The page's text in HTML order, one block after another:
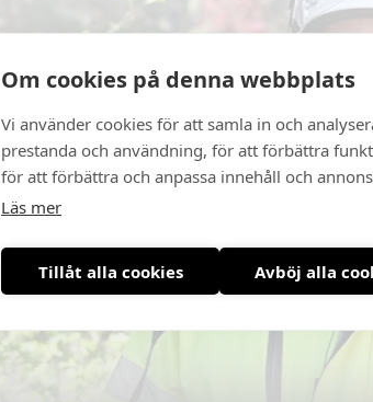
Om cookies på denna webbplats
Vi använder cookies för att samla in och
prestanda och användning, för att förbättra
för att förbättra och anpassa innehåll och
Läs mer
Tillåt alla cookies Avböj alla